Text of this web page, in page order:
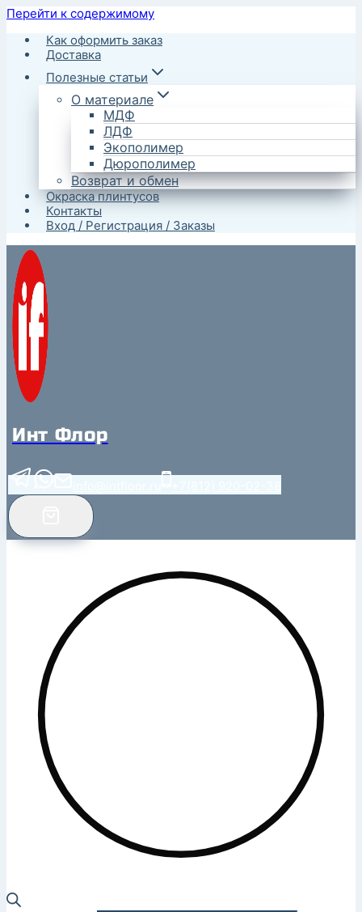
Перейти к содержимому
Как оформить заказ
Доставка
Полезные статьи
О материале
МДФ
ЛДФ
Экополимер
Дюрополимер
Возврат и обмен
Окраска плинтусов
Контакты
Вход / Регистрация / Заказы
Инт Флор